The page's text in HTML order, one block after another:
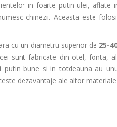
in foarte putin ulei, aflate
chinezii. Aceasta este
cu un diametru superior de 25-40
sunt fabricate din otel, fonta,
bune si in totdeauna au
dezavantaje ale altor